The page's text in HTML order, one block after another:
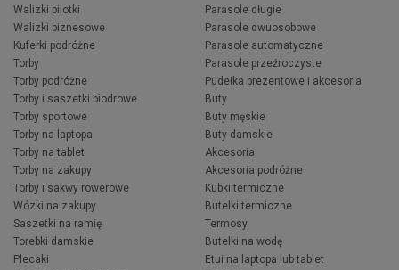
Walizki pilotki
Walizki biznesowe
Kuferki podróżne
Torby
Torby podróżne
Torby i saszetki biodrowe
Torby sportowe
Torby na laptopa
Torby na tablet
Torby na zakupy
Torby i sakwy rowerowe
Wózki na zakupy
Saszetki na ramię
Torebki damskie
Plecaki
Parasole długie
Parasole dwuosobowe
Parasole automatyczne
Parasole przeźroczyste
Pudełka prezentowe i akcesoria
Buty
Buty męskie
Buty damskie
Akcesoria
Akcesoria podróżne
Kubki termiczne
Butelki termiczne
Termosy
Butelki na wodę
Etui na laptopa lub tablet